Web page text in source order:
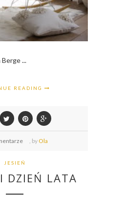
...
READING
by Ola
JESIEŃ
DZIEŃ LATA